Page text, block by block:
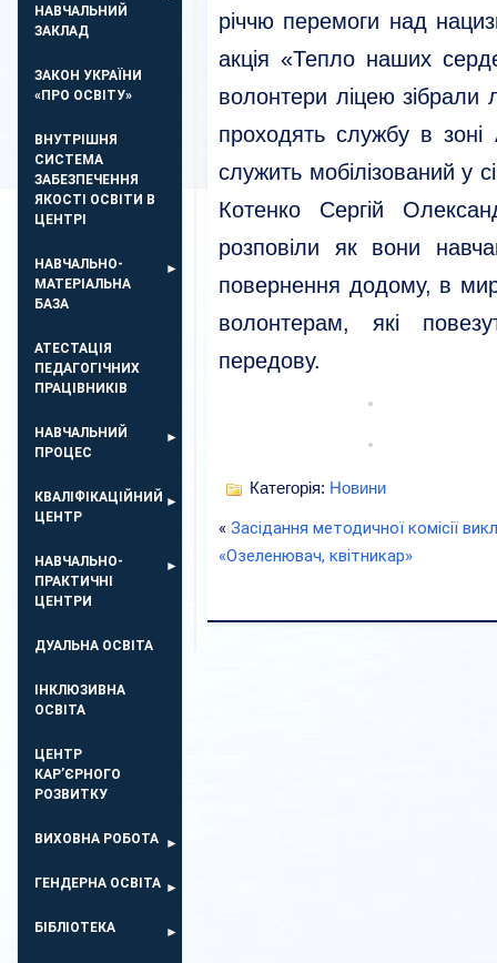
НАВЧАЛЬНИЙ
ЗАКЛАД
ЗАКОН УКРАЇНИ
«ПРО ОСВІТУ»
ВНУТРІШНЯ
СИСТЕМА
ЗАБЕЗПЕЧЕННЯ
ЯКОСТІ ОСВІТИ В
ЦЕНТРІ
НАВЧАЛЬНО-
МАТЕРІАЛЬНА
БАЗА
АТЕСТАЦІЯ
ПЕДАГОГІЧНИХ
ПРАЦІВНИКІВ
НАВЧАЛЬНИЙ
ПРОЦЕС
КВАЛІФІКАЦІЙНИЙ
ЦЕНТР
НАВЧАЛЬНО-
ПРАКТИЧНІ
ЦЕНТРИ
ДУАЛЬНА ОСВІТА
ІНКЛЮЗИВНА
ОСВІТА
ЦЕНТР
КАР’ЄРНОГО
РОЗВИТКУ
ВИХОВНА РОБОТА
ГЕНДЕРНА ОСВІТА
БІБЛІОТЕКА
річчю перемоги над
акція «Тепло наших
волонтери ліцею зібрали
проходять службу в зоні
служить мобілізований у
Котенко Сергій
розповіли як вони
повернення додому, в
волонтерам, які
передову.
Категорія: Новини
« Засідання методичної комісії
«Озеленювач, квітникар»